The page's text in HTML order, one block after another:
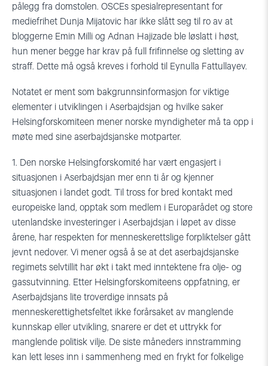
pålegg fra domstolen. OSCEs spesialrepresentant for
mediefrihet Dunja Mijatovic har ikke slått seg til ro av at
bloggerne Emin Milli og Adnan Hajizade ble løslatt i høst,
hun mener begge har krav på full frifinnelse og sletting av
straff. Dette må også kreves i forhold til Eynulla Fattullayev.
Notatet er ment som bakgrunnsinformasjon for viktige
elementer i utviklingen i Aserbajdsjan og hvilke saker
Helsingforskomiteen mener norske myndigheter må ta opp i
møte med sine aserbajdsjanske motparter.
1. Den norske Helsingforskomité har vært engasjert i
situasjonen i Aserbajdsjan mer enn ti år og kjenner
situasjonen i landet godt. Til tross for bred kontakt med
europeiske land, opptak som medlem i Europarådet og store
utenlandske investeringer i Aserbajdsjan i løpet av disse
årene, har respekten for menneskerettslige forpliktelser gått
jevnt nedover. Vi mener også å se at det aserbajdsjanske
regimets selvtillit har økt i takt med inntektene fra olje- og
gassutvinning. Etter Helsingforskomiteens oppfatning, er
Aserbajdsjans lite troverdige innsats på
menneskerettighetsfeltet ikke forårsaket av manglende
kunnskap eller utvikling, snarere er det et uttrykk for
manglende politisk vilje. De siste måneders innstramming
kan lett leses inn i sammenheng med en frykt for folkelige